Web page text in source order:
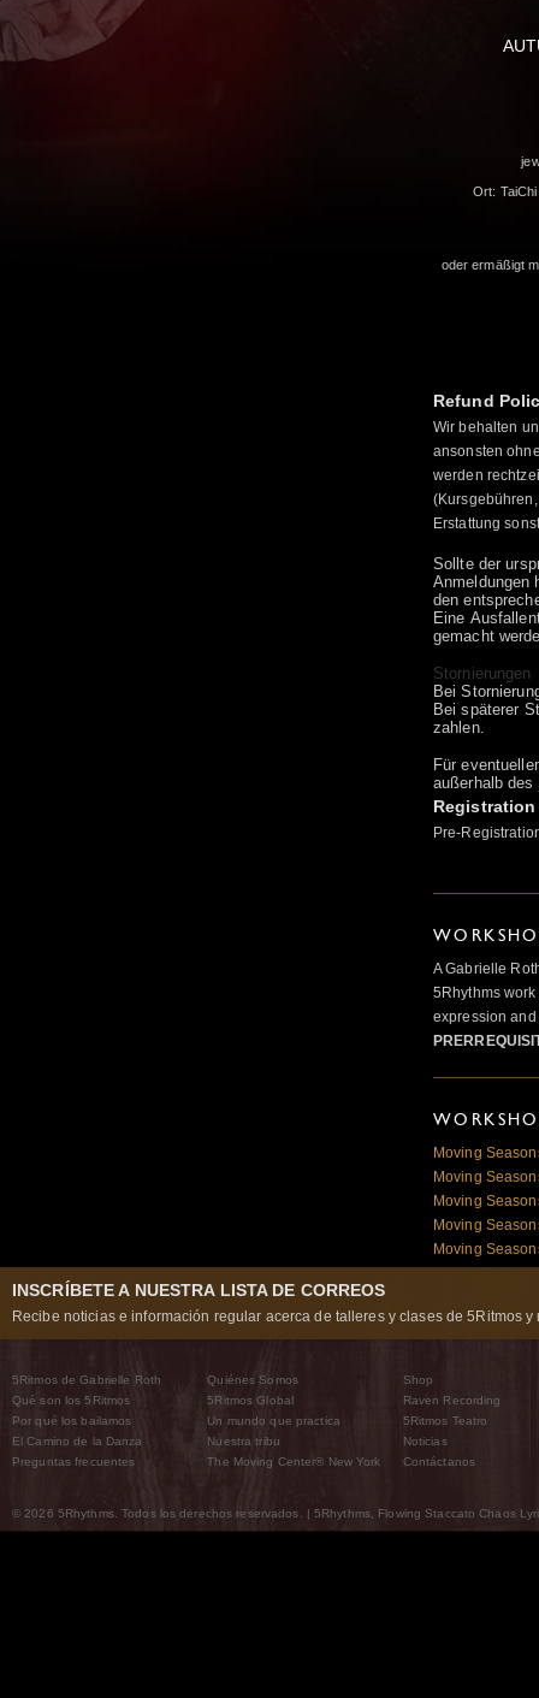
Ort:
oder ermäßigt
Refund
Wir behalten
ansonsten
werden
Erstattung
Sollte der
Anmeldungen
den
Eine
gemacht
Stornierungen
Bei
Bei späterer
zahlen.
Für
außerhalb
Pre-
A Gabrielle
5Rhythms
expression
Moving
Moving
Moving
Moving
Moving
INSCRÍBETE A NUESTRA LISTA DE CORREOS
Recibe noticias e información regular acerca de talleres y clases de 5Ritmos y
5Ritmos de Gabrielle Roth
Qué son los 5Ritmos
Por qué los bailamos
El Camino de la Danza
Preguntas frecuentes
Quiénes Somos
5Ritmos Global
Un mundo que practica
Nuestra tribu
The Moving Center® New York
Shop
Raven Recording
5Ritmos Teatro
Noticias
Contáctanos
© 2026 5Rhythms. Todos los derechos reservados. | 5Rhythms, Flowing Staccato Chaos